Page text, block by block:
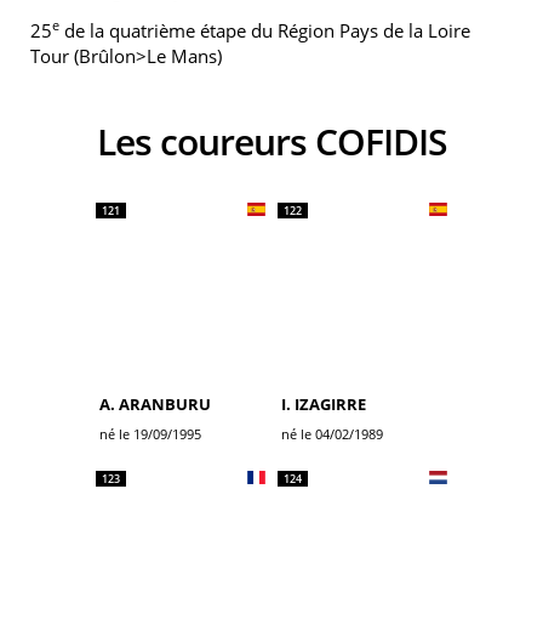
25e de la quatrième étape du Région Pays de la Loire
Tour (Brûlon>Le Mans)
Les coureurs COFIDIS
121
A. ARANBURU
né le 19/09/1995
122
I. IZAGIRRE
né le 04/02/1989
123 124